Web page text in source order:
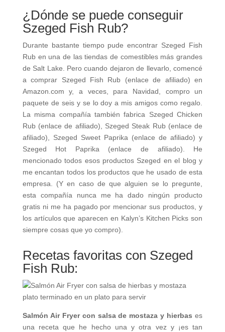
¿Dónde se puede conseguir
Szeged Fish Rub?
Durante bastante tiempo pude encontrar Szeged Fish
Rub en una de las tiendas de comestibles más grandes
de Salt Lake. Pero cuando dejaron de llevarlo, comencé
a comprar Szeged Fish Rub (enlace de afiliado) en
Amazon.com y, a veces, para Navidad, compro un
paquete de seis y se lo doy a mis amigos como regalo.
La misma compañía también fabrica Szeged Chicken
Rub (enlace de afiliado), Szeged Steak Rub (enlace de
afiliado), Szeged Sweet Paprika (enlace de afiliado) y
Szeged Hot Paprika (enlace de afiliado). He
mencionado todos esos productos Szeged en el blog y
me encantan todos los productos que he usado de esta
empresa. (Y en caso de que alguien se lo pregunte,
esta compañía nunca me ha dado ningún producto
gratis ni me ha pagado por mencionar sus productos, y
los artículos que aparecen en Kalyn’s Kitchen Picks son
siempre cosas que yo compro).
Recetas favoritas con Szeged
Fish Rub:
Salmón Air Fryer con salsa de mostaza y hierbases
una receta que he hecho una y otra vez y ¡es tan